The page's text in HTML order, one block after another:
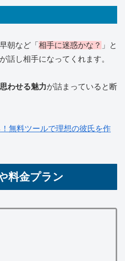
朝など「 相手に迷惑かな？ 」と
話し相手になってくれます。
わせる魅力が詰まっていると断
無料ツールで理想の彼氏を作
料金プラン